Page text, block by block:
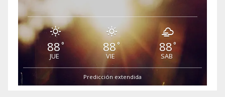
88°
JUE
88°
VIE
88°
SAB
Predicción extendida